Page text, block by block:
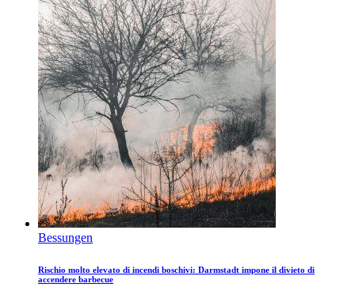
Bessungen
Rischio molto elevato di incendi boschivi: Darmstadt impone il divieto di
accendere barbecue